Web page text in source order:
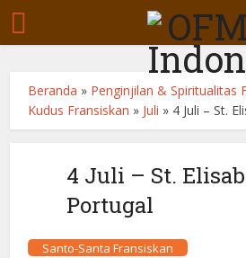
Beranda » Penginjilan & Spiritualitas
Kudus Fransiskan » Juli » 4 Juli – St.
4 Juli – St.
Portugal
Santo-Santa Fransiskan